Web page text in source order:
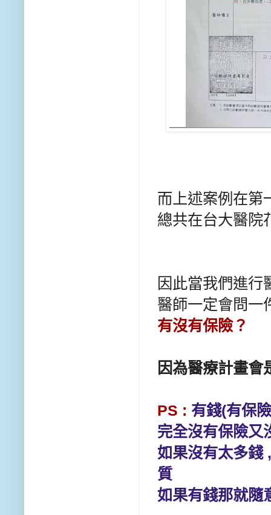
而上述案例在
總共在台大醫院
因此當我們進
醫師一定會問一
有沒有保險？
因為醫療計畫會
PS : 有錢(有保
完全沒有保險又
如果沒有太多錢
質
如果有錢那就隨